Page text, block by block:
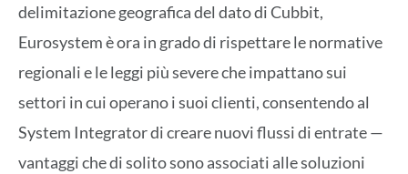
delimitazione geografica del dato di Cubbit,
Eurosystem è ora in grado di rispettare le normative
regionali e le leggi più severe che impattano sui
settori in cui operano i suoi clienti, consentendo al
System Integrator di creare nuovi flussi di entrate —
vantaggi che di solito sono associati alle soluzioni